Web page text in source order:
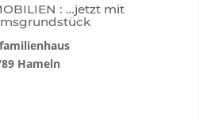
: …jetzt mit
Hameln